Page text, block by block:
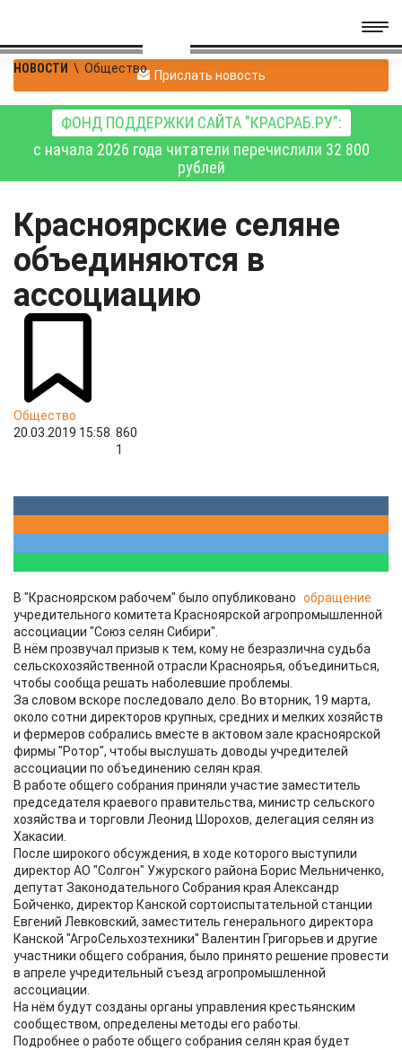
НОВОСТИ \ Общество Прислать новость
ФОНД ПОДДЕРЖКИ САЙТА "КРАСРАБ.РУ":
с начала 2026 года читатели перечислили 32 800
рублей
Красноярские селяне
объединяются в
ассоциацию
Общество
20.03.2019 15:58 860
1
В "Красноярском рабочем" было опубликовано обращение
учредительного комитета Красноярской агропромышленной
ассоциации "Союз селян Сибири".
В нём прозвучал призыв к тем, кому не безразлична судьба
сельскохозяйственной отрасли Красноярья, объединиться,
чтобы сообща решать наболевшие проблемы.
За словом вскоре последовало дело. Во вторник, 19 марта,
около сотни директоров крупных, средних и мелких хозяйств
и фермеров собрались вместе в актовом зале красноярской
фирмы "Ротор", чтобы выслушать доводы учредителей
ассоциации по объединению селян края.
В работе общего собрания приняли участие заместитель
председателя краевого правительства, министр сельского
хозяйства и торговли Леонид Шорохов, делегация селян из
Хакасии.
После широкого обсуждения, в ходе которого выступили
директор АО "Солгон" Ужурского района Борис Мельниченко,
депутат Законодательного Собрания края Александр
Бойченко, директор Канской сортоиспытательной станции
Евгений Левковский, заместитель генерального директора
Канской "АгроСельхозтехники" Валентин Григорьев и другие
участники общего собрания, было принято решение провести
в апреле учредительный съезд агропромышленной
ассоциации.
На нём будут созданы органы управления крестьянским
сообществом, определены методы его работы.
Подробнее о работе общего собрания селян края будет